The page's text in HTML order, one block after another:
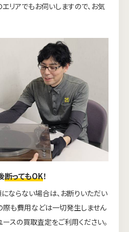
リアでもお伺いしますので、お気
断ってもOK！
ならない場合は、お断りいただい
際も費用などは一切発生しません
ースの買取査定をご利用ください。